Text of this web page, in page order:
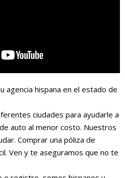
agencia hispana en el estado de
ciudades para ayudarle a
auto al menor costo. Nuestros
Comprar una póliza de
Ven y te aseguramos que no te